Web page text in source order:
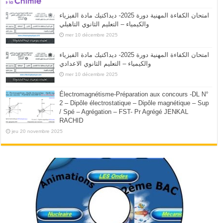
امتحان الكفاءة المهنية دورة 2025- ديداكتيك مادة الفيزياء
والكيمياء – التعليم الثانوي التاهيلي
mer 10 décembre 2025
امتحان الكفاءة المهنية دورة 2025- ديداكتيك مادة الفيزياء
والكيمياء – التعليم الثانوي الاعدادي
mer 10 décembre 2025
Électromagnétisme-Préparation aux concours -DL N°
2 – Dipôle électrostatique – Dipôle magnétique – Sup
/ Spé – Agrégation – FST- Pr Agrégé JENKAL
RACHID
jeu 20 novembre 2025